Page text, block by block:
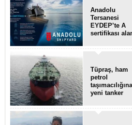
Anadolu
Tersanesi
EYDEP’te A
sertifikası
Tüpraş, ham
petrol
yeni tanker